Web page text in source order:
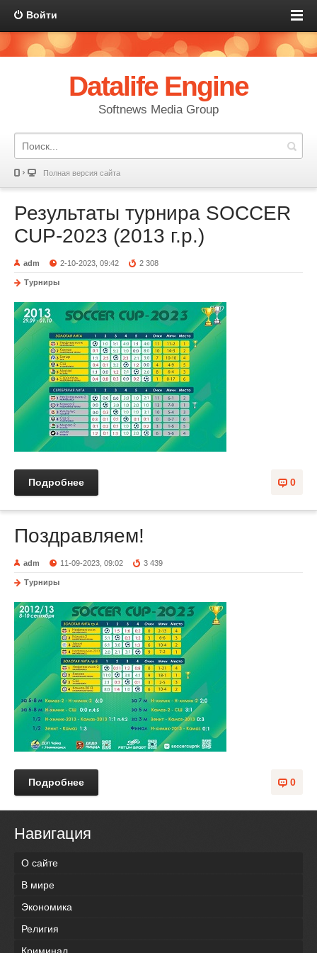
Войти
Datalife Engine
Softnews Media Group
Полная версия сайта
Результаты турнира SOCCER
CUP-2023 (2013 г.р.)
adm 2-10-2023, 09:42 2 308
Турниры
0
Подробнее
Поздравляем!
adm 11-09-2023, 09:02 3 439
Турниры
0
Подробнее
Навигация
О сайте
В мире
Экономика
Религия